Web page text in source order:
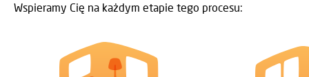
Wspieramy Cię na każdym etapie tego procesu: